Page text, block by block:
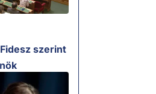
szerint